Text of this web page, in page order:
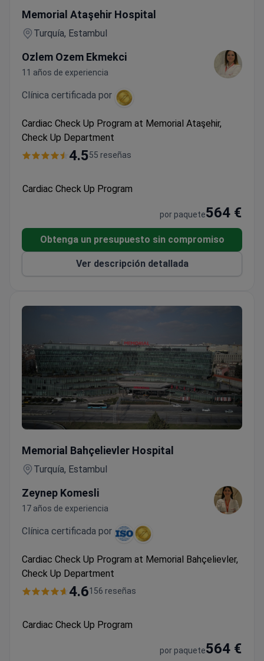
Memorial Ataşehir Hospital
Turquía, Estambul
Ozlem Ozem Ekmekci
11 años de experiencia
Clínica certificada por
Cardiac Check Up Program at Memorial Ataşehir,
Check Up Department
4.555 reseñas
Cardiac Check Up Program
por paquete564 €
Obtenga un presupuesto sin compromiso
Ver descripción detallada
Memorial Bahçelievler Hospital
Turquía, Estambul
Zeynep Komesli
17 años de experiencia
Clínica certificada por
Cardiac Check Up Program at Memorial Bahçelievler,
Check Up Department
4.6156 reseñas
Cardiac Check Up Program
por paquete564 €